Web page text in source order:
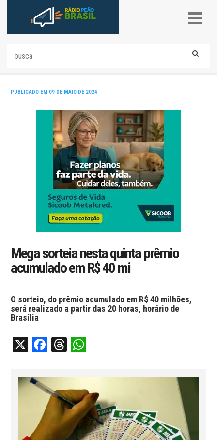
PUBLICADO EM 09 DE MAIO DE 2024
Mega sorteia nesta quinta prêmio
acumulado em R$ 40 mi
O sorteio, do prêmio acumulado em R$ 40 milhões,
será realizado a partir das 20 horas, horário de
Brasília
X Facebook
Threads